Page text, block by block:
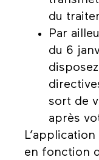
du
Par
du 6
sort de
après
en fonction